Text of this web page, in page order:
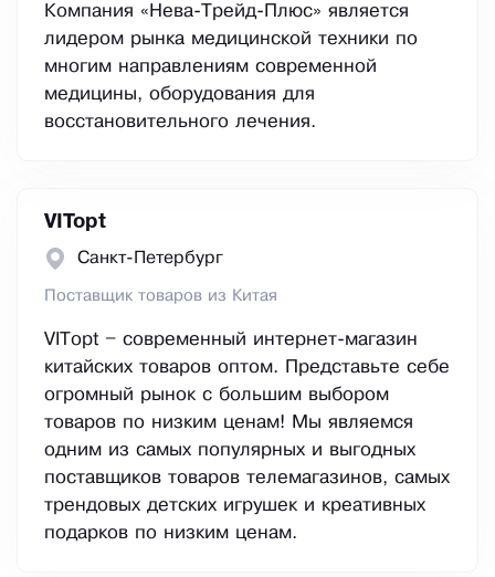
Компания «Нева-Трейд-Плюс» является
лидером рынка медицинской техники по
многим направлениям современной
медицины, оборудования для
восстановительного лечения.
VITopt
Санкт-Петербург
Поставщик товаров из Китая
VITopt – современный интернет-магазин
китайских товаров оптом. Представьте себе
огромный рынок с большим выбором
товаров по низким ценам! Мы являемся
одним из самых популярных и выгодных
поставщиков товаров телемагазинов, самых
трендовых детских игрушек и креативных
подарков по низким ценам.